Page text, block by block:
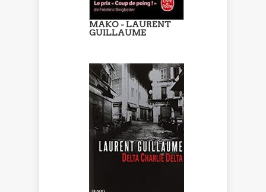
MAKO - LAURENT
GUILLAUME